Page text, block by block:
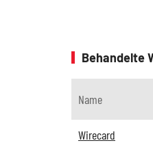
Behandelte
Name
Wirecard